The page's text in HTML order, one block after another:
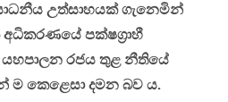
උත්සාහයක් ගැනෙමින්
පක්ෂග‍්‍රාහී
රජය තුළ නීතියේ
කෙළෙසා දමන බව ය.